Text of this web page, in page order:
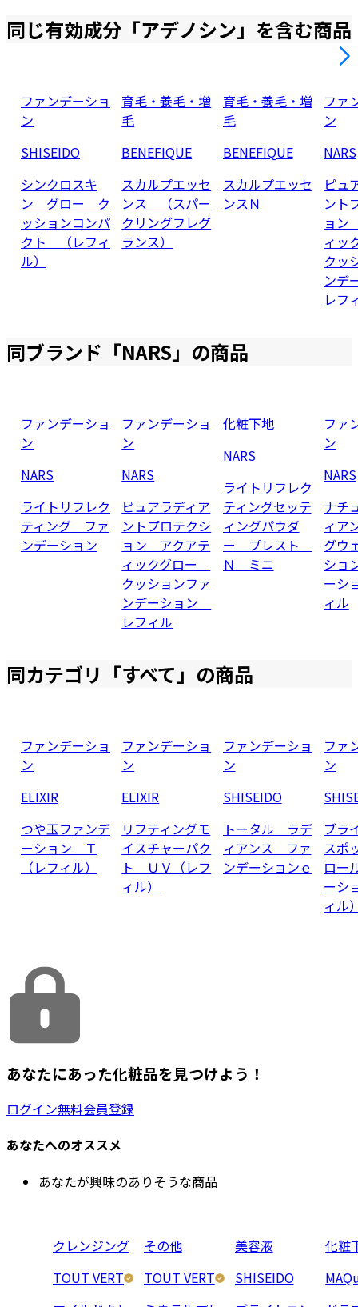
同じ有効成分「アデノシン」を含む商品
ファンデーショ
ン
SHISEIDO
シンクロスキ
ン グロー ク
ッションコンパ
クト （レフィ
ル）
育毛・養毛・増
毛
BENEFIQUE
スカルプエッセ
ンス （スパー
クリングフレグ
ランス）
育毛・養毛・増
毛
BENEFIQUE
スカルプエッセ
ンスＮ
ファ
ン
NARS
ピュ
ント
ョン
ィッ
クッ
ン
レフ
同ブランド「NARS 」の商品
ファンデーショ
ン
NARS
ライトリフレク
ティング ファ
ンデーション
ファンデーショ
ン
NARS
ピュアラディア
ントプロテクシ
ョン アクアテ
ィックグロー
クッションファ
ンデーション
レフィル
化粧下地
NARS
ライトリフレク
ティングセッテ
ィングパウダ
ー プレスト
Ｎ ミニ
ファ
ン
NARS
ナチ
ィア
グウ
ショ
ーシ
ィル
同カテゴリ「すべて 」の商品
ファンデーショ
ン
ELIXIR
つや玉ファンデ
ーション Ｔ
（レフィル）
ファンデーショ
ン
ELIXIR
リフティングモ
イスチャーパク
ト ＵＶ（レフ
ィル）
ファンデーショ
ン
SHISEIDO
トータル ラデ
ィアンス ファ
ンデーションｅ
ファ
ン
ブラ
スポ
ロー
ーシ
ィル
あなたにあった化粧品を見つけよう！
ログイン無料会員登録
あなたへのオススメ
あなたが興味のありそうな商品
クレンジング
TOUT VERT
その他
TOUT VERT
美容液
SHISEIDO
化粧